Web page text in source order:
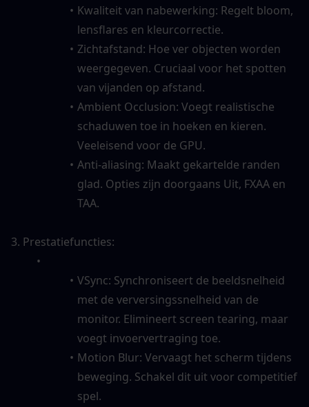
Kwaliteit van nabewerking: Regelt bloom,
lensflares en kleurcorrectie.
Zichtafstand: Hoe ver objecten worden
weergegeven. Cruciaal voor het spotten
van vijanden op afstand.
Ambient Occlusion: Voegt realistische
schaduwen toe in hoeken en kieren.
Veeleisend voor de GPU.
Anti-aliasing: Maakt gekartelde randen
glad. Opties zijn doorgaans Uit, FXAA en
TAA.
3. Prestatiefuncties:
VSync: Synchroniseert de beeldsnelheid
met de verversingssnelheid van de
monitor. Elimineert screen tearing, maar
voegt invoervertraging toe.
Motion Blur: Vervaagt het scherm tijdens
beweging. Schakel dit uit voor competitief
spel.